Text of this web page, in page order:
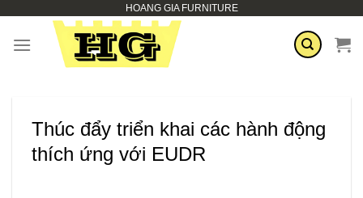
springen
HOANG GIA FURNITURE
Thúc đẩy triển khai các hành động
thích ứng với EUDR